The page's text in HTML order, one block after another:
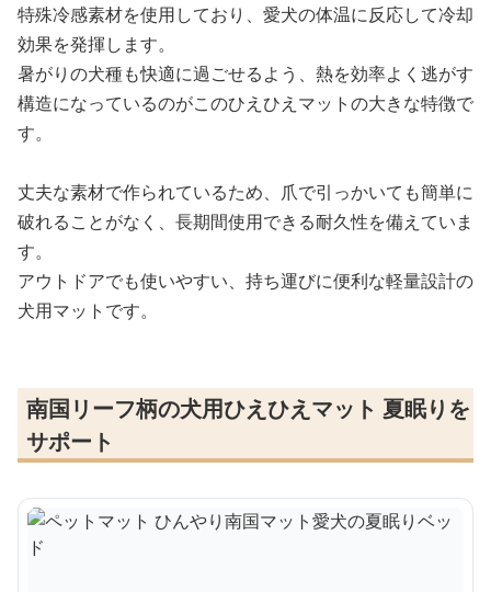
特殊冷感素材を使用しており、愛犬の体温に反応して冷却
効果を発揮します。
暑がりの犬種も快適に過ごせるよう、熱を効率よく逃がす
構造になっているのがこのひえひえマットの大きな特徴で
す。
丈夫な素材で作られているため、爪で引っかいても簡単に
破れることがなく、長期間使用できる耐久性を備えていま
す。
アウトドアでも使いやすい、持ち運びに便利な軽量設計の
犬用マットです。
南国リーフ柄の犬用ひえひえマット 夏眠りを
サポート